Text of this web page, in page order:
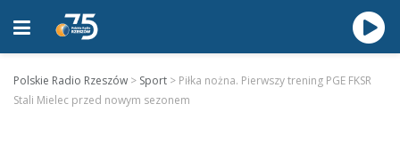
Polskie Radio Rzeszów > Sport > Piłka nożna. Pierwszy trening PGE FKSR
Stali Mielec przed nowym sezonem